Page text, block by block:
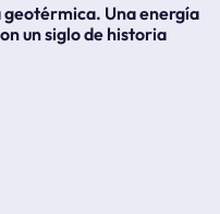
geotérmica. Una energía
un siglo de historia